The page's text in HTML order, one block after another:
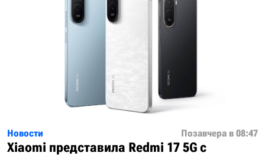
Новости Позавчера в 08:47
Xiaomi представила Redmi 17 5G с